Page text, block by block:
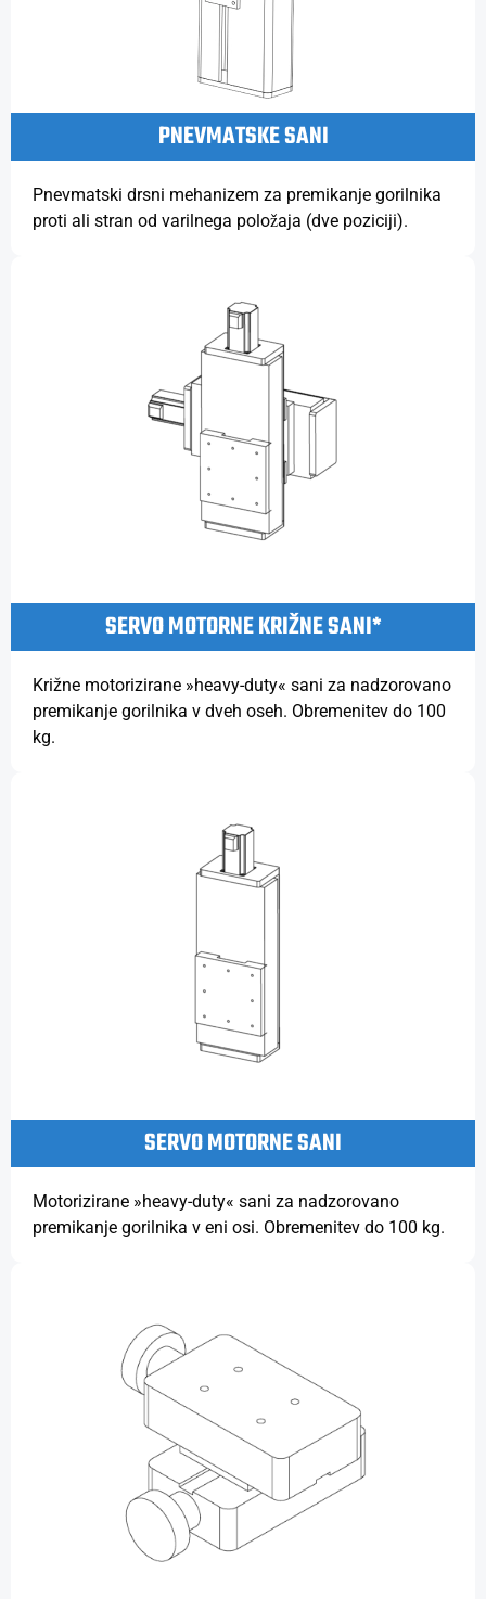
PNEVMATSKE SANI
Pnevmatski drsni mehanizem za premikanje gorilnika
proti ali stran od varilnega položaja (dve poziciji).
SERVO MOTORNE KRIŽNE SANI*
Križne motorizirane »heavy-duty« sani za nadzorovano
premikanje gorilnika v dveh oseh. Obremenitev do 100
kg.
SERVO MOTORNE SANI
Motorizirane »heavy-duty« sani za nadzorovano
premikanje gorilnika v eni osi. Obremenitev do 100 kg.